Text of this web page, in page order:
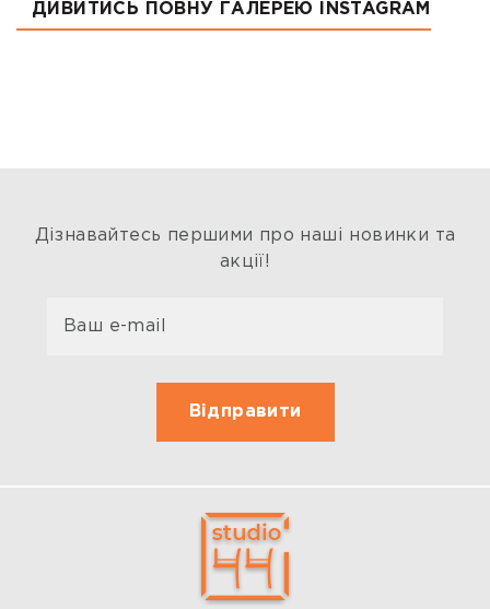
ДИВИТИСЬ ПОВНУ ГАЛЕРЕЮ INSTAGRAM
Дізнавайтесь першими про наші новинки та
акції!